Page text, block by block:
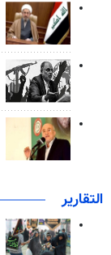
التقارير